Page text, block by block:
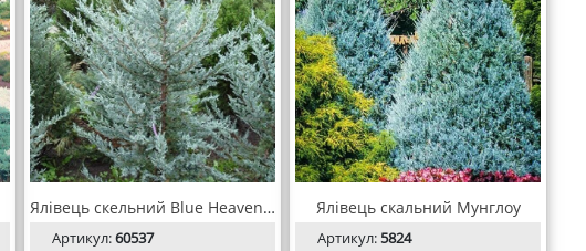
Ялівець скельний Blue Heaven (Блю Хевен)
Артикул:60537
Ялівець скальний Мунглоу
Артикул:5824